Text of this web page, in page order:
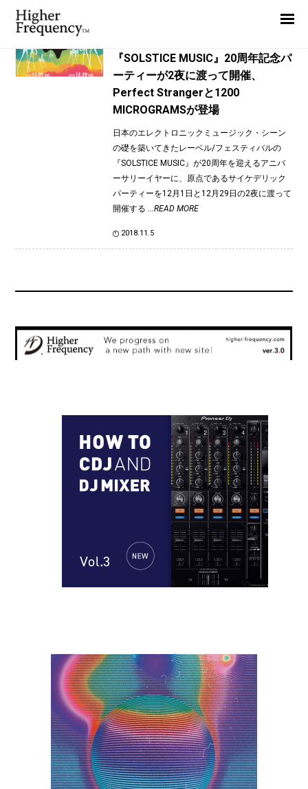
TAG: RAJA RAM
『SOLSTICE MUSIC』20周年記念パ
ーティーが2夜に渡って開催、
Perfect Strangerと1200
MICROGRAMSが登場
日本のエレクトロニックミュージック・シーン
の礎を築いてきたレーベル/フェスティバルの
『SOLSTICE MUSIC』が20周年を迎えるアニバ
ーサリーイヤーに、原点であるサイケデリック
パーティーを12月1日と12月29日の2夜に渡って
開催する ...READ MORE
2018.11.5
News
Interview
Highlight
Report